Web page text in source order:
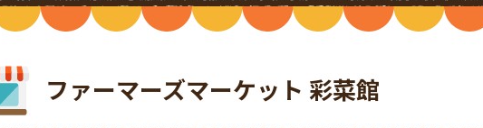
ファーマーズマーケット 彩菜館